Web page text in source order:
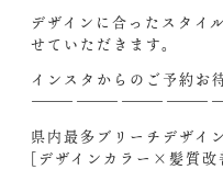
デザインに合ったスタイ
せていただきます。
インスタからのご予約お
—————————————
県内最多ブリーチデザイ
[デザインカラー×髪質改